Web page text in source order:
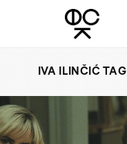
IVA ILINČIĆ TAG